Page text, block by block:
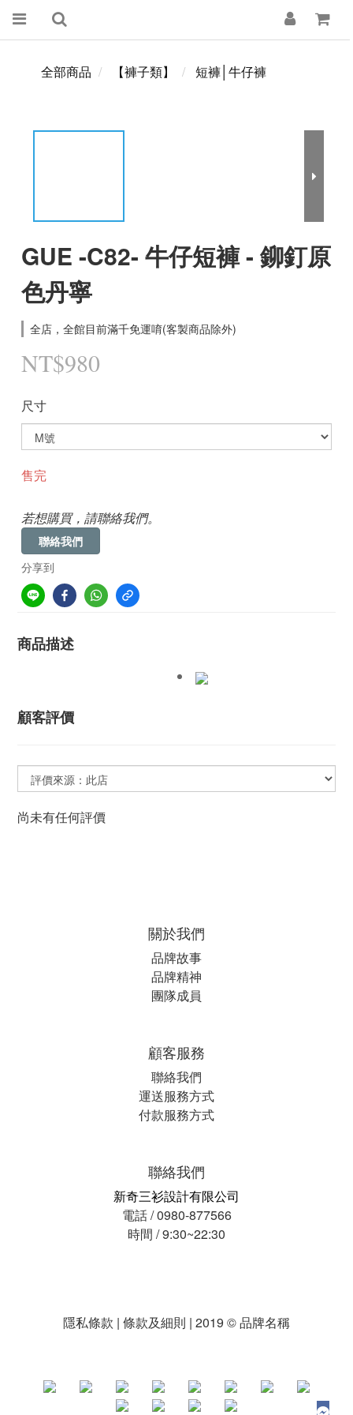
全部商品 【褲子類】 短褲│牛仔褲
GUE -C82- 牛仔短褲 - 鉚釘原
色丹寧
全店，全館目前滿千免運唷(客製商品除外)
NT$980
尺寸
售完
若想購買，請聯絡我們。
聯絡我們
分享到
商品描述
顧客評價
尚未有任何評價
關於我們
品牌故事
品牌精神
團隊成員
顧客服務
聯絡我們
運送服務方式
付款服務方式
聯絡我們
新奇三衫設計有限公司
電話 / 0980-877566
時間 / 9:30~22:30
隱私條款 | 條款及細則 | 2019 © 品牌名稱